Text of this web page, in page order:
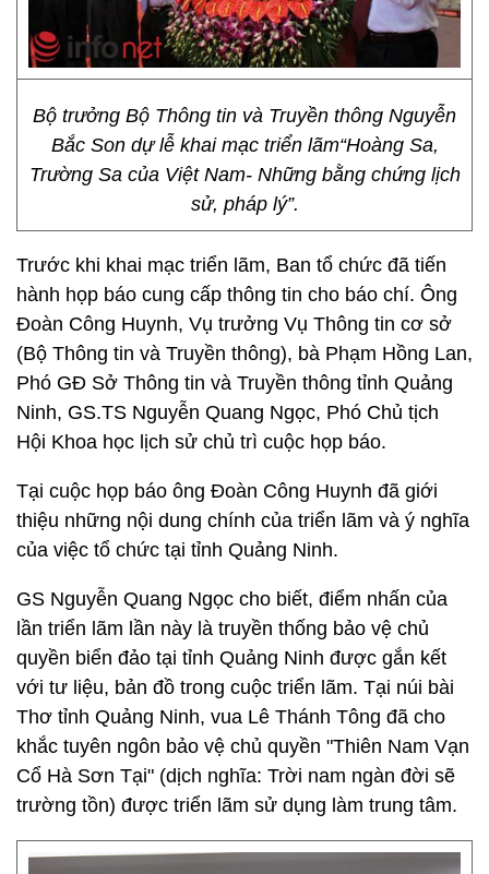
Bộ trưởng Bộ Thông tin và Truyền thông Nguyễn
Bắc Son dự lễ khai mạc triển lãm“Hoàng Sa,
Trường Sa của Việt Nam- Những bằng chứng lịch
sử, pháp lý”.
Trước khi khai mạc triển lãm, Ban tổ chức đã tiến
hành họp báo cung cấp thông tin cho báo chí. Ông
Đoàn Công Huynh, Vụ trưởng Vụ Thông tin cơ sở
(Bộ Thông tin và Truyền thông), bà Phạm Hồng Lan,
Phó GĐ Sở Thông tin và Truyền thông tỉnh Quảng
Ninh, GS.TS Nguyễn Quang Ngọc, Phó Chủ tịch
Hội Khoa học lịch sử chủ trì cuộc họp báo.
Tại cuộc họp báo ông Đoàn Công Huynh đã giới
thiệu những nội dung chính của triển lãm và ý nghĩa
của việc tổ chức tại tỉnh Quảng Ninh.
GS Nguyễn Quang Ngọc cho biết, điểm nhấn của
lần triển lãm lần này là truyền thống bảo vệ chủ
quyền biển đảo tại tỉnh Quảng Ninh được gắn kết
với tư liệu, bản đồ trong cuộc triển lãm. Tại núi bài
Thơ tỉnh Quảng Ninh, vua Lê Thánh Tông đã cho
khắc tuyên ngôn bảo vệ chủ quyền "Thiên Nam Vạn
Cổ Hà Sơn Tại" (dịch nghĩa: Trời nam ngàn đời sẽ
trường tồn) được triển lãm sử dụng làm trung tâm.